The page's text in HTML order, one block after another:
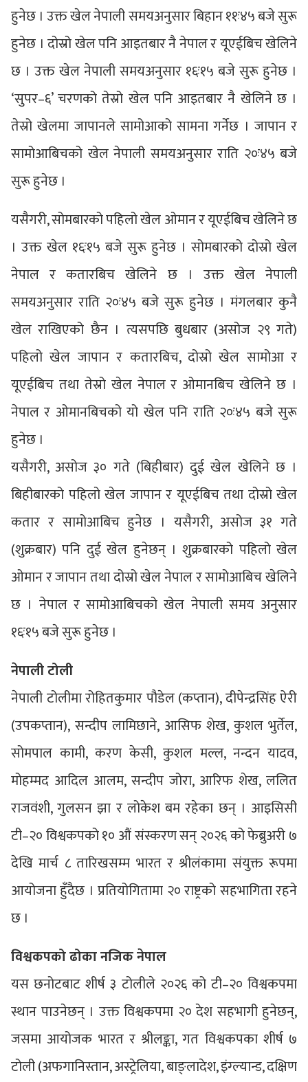
हुनेछ । उक्त खेल नेपाली समयअनुसार बिहान ११ः४५ बजे सुरू
हुनेछ । दोस्रो खेल पनि आइतबार नै नेपाल र यूएईबिच खेलिने
छ । उक्त खेल नेपाली समयअनुसार १६ः१५ बजे सुरू हुनेछ ।
‘सुपर–६’ चरणको तेस्रो खेल पनि आइतबार नै खेलिने छ ।
तेस्रो खेलमा जापानले सामोआको सामना गर्नेछ । जापान र
सामोआबिचको खेल नेपाली समयअनुसार राति २०ः४५ बजे
सुरू हुनेछ ।
यसैगरी, सोमबारको पहिलो खेल ओमान र यूएईबिच खेलिने छ
। उक्त खेल १६ः१५ बजे सुरू हुनेछ । सोमबारको दोस्रो खेल
नेपाल र कतारबिच खेलिने छ । उक्त खेल नेपाली
समयअनुसार राति २०ः४५ बजे सुरू हुनेछ । मंगलबार कुनै
खेल राखिएको छैन । त्यसपछि बुधबार (असोज २९ गते)
पहिलो खेल जापान र कतारबिच, दोस्रो खेल सामोआ र
यूएईबिच तथा तेस्रो खेल नेपाल र ओमानबिच खेलिने छ ।
नेपाल र ओमानबिचको यो खेल पनि राति २०ः४५ बजे सुरू
हुनेछ ।
यसैगरी, असोज ३० गते (बिहीबार) दुई खेल खेलिने छ ।
बिहीबारको पहिलो खेल जापान र यूएईबिच तथा दोस्रो खेल
कतार र सामोआबिच हुनेछ । यसैगरी, असोज ३१ गते
(शुक्रबार) पनि दुई खेल हुनेछन् । शुक्रबारको पहिलो खेल
ओमान र जापान तथा दोस्रो खेल नेपाल र सामोआबिच खेलिने
छ । नेपाल र सामोआबिचको खेल नेपाली समय अनुसार
१६ः१५ बजे सुरू हुनेछ ।
नेपाली टोली
नेपाली टोलीमा रोहितकुमार पौडेल (कप्तान), दीपेन्द्रसिंह ऐरी
(उपकप्तान), सन्दीप लामिछाने, आसिफ शेख, कुशल भुर्तेल,
सोमपाल कामी, करण केसी, कुशल मल्ल, नन्दन यादव,
मोहम्मद आदिल आलम, सन्दीप जोरा, आरिफ शेख, ललित
राजवंशी, गुलसन झा र लोकेश बम रहेका छन् । आइसिसी
टी–२० विश्वकपको १० औं संस्करण सन् २०२६ को फेब्रुअरी ७
देखि मार्च ८ तारिखसम्म भारत र श्रीलंकामा संयुक्त रूपमा
आयोजना हुँदैछ । प्रतियोगितामा २० राष्ट्रको सहभागिता रहने
छ ।
विश्वकपको ढोका नजिक नेपाल
यस छनोटबाट शीर्ष ३ टोलीले २०२६ को टी–२० विश्वकपमा
स्थान पाउनेछन् । उक्त विश्वकपमा २० देश सहभागी हुनेछन्,
जसमा आयोजक भारत र श्रीलङ्का, गत विश्वकपका शीर्ष ७
टोली (अफगानिस्तान, अस्ट्रेलिया, बाङ्लादेश, इंग्ल्यान्ड, दक्षिण